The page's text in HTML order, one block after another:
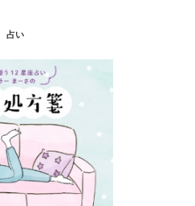
占い